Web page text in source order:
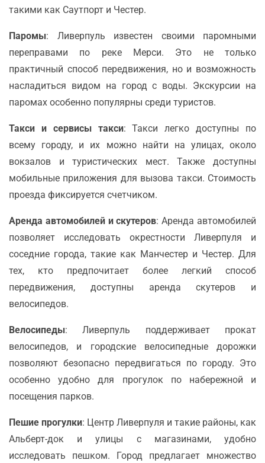
такими как Саутпорт и Честер.
Паромы: Ливерпуль известен своими паромными
переправами по реке Мерси. Это не только
практичный способ передвижения, но и возможность
насладиться видом на город с воды. Экскурсии на
паромах особенно популярны среди туристов.
Такси и сервисы такси: Такси легко доступны по
всему городу, и их можно найти на улицах, около
вокзалов и туристических мест. Также доступны
мобильные приложения для вызова такси. Стоимость
проезда фиксируется счетчиком.
Аренда автомобилей и скутеров: Аренда автомобилей
позволяет исследовать окрестности Ливерпуля и
соседние города, такие как Манчестер и Честер. Для
тех, кто предпочитает более легкий способ
передвижения, доступны аренда скутеров и
велосипедов.
Велосипеды: Ливерпуль поддерживает прокат
велосипедов, и городские велосипедные дорожки
позволяют безопасно передвигаться по городу. Это
особенно удобно для прогулок по набережной и
посещения парков.
Пешие прогулки: Центр Ливерпуля и такие районы, как
Альберт-док и улицы с магазинами, удобно
исследовать пешком. Город предлагает множество